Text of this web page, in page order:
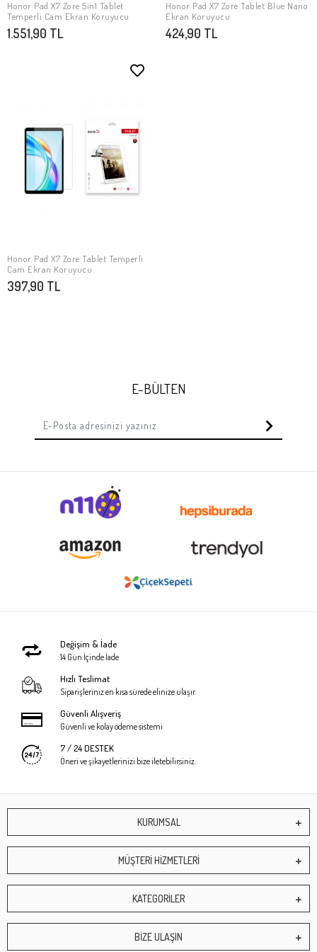
SEPETE EKLE
Honor Pad X7 Zore 5in1 Tablet
Temperli Cam Ekran Koruyucu
1.551,90 TL
SEPETE EKLE
Honor Pad X7 Zore Tablet Blue Nano
Ekran Koruyucu
424,90 TL
SEPETE EKLE
Honor Pad X7 Zore Tablet Temperli
Cam Ekran Koruyucu
397,90 TL
E-BÜLTEN
Değişim & İade
14 Gün İçinde İade
Hızlı Teslimat
Siparişleriniz en kısa sürede elinize ulaşır.
Güvenli Alışveriş
Güvenli ve kolay ödeme sistemi
7 / 24 DESTEK
Öneri ve şikayetlerinizi bize iletebilirsiniz.
KURUMSAL
MÜŞTERİ HİZMETLERİ
KATEGORİLER
BİZE ULAŞIN